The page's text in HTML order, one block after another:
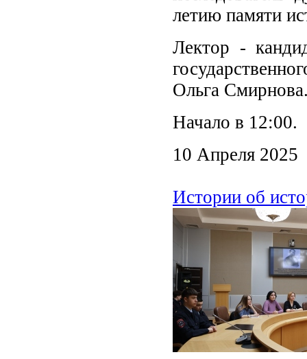
летию памяти
Лектор -
Ольга
Начало в 12:00.
10 Апреля 2025
Истории об